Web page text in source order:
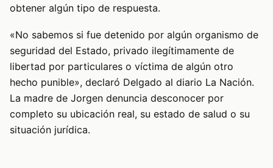
obtener algún tipo de respuesta.
«No sabemos si fue detenido por algún organismo de
seguridad del Estado, privado ilegítimamente de
libertad por particulares o víctima de algún otro
hecho punible», declaró Delgado al diario La Nación.
La madre de Jorgen denuncia desconocer por
completo su ubicación real, su estado de salud o su
situación jurídica.